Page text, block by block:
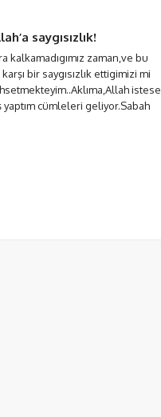
saygısızlık!
zaman,ve bu
bir saygısızlık ettigimizi mi
istese
cümleleri geliyor.Sabah